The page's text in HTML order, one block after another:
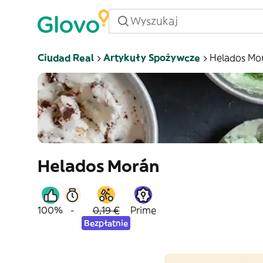
Ciudad Real Artykuły Spożywcze Helados
Helados Morán
100% - 0,19 €
Bezpłatnie
Prime